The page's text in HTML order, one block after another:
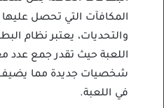
المكافآت التي تحصل عليها
والتحديات، يعتبر نظام
اللعبة حيث تقدر جمع عدد
شخصيات جديدة مما يضيف
في اللعبة.